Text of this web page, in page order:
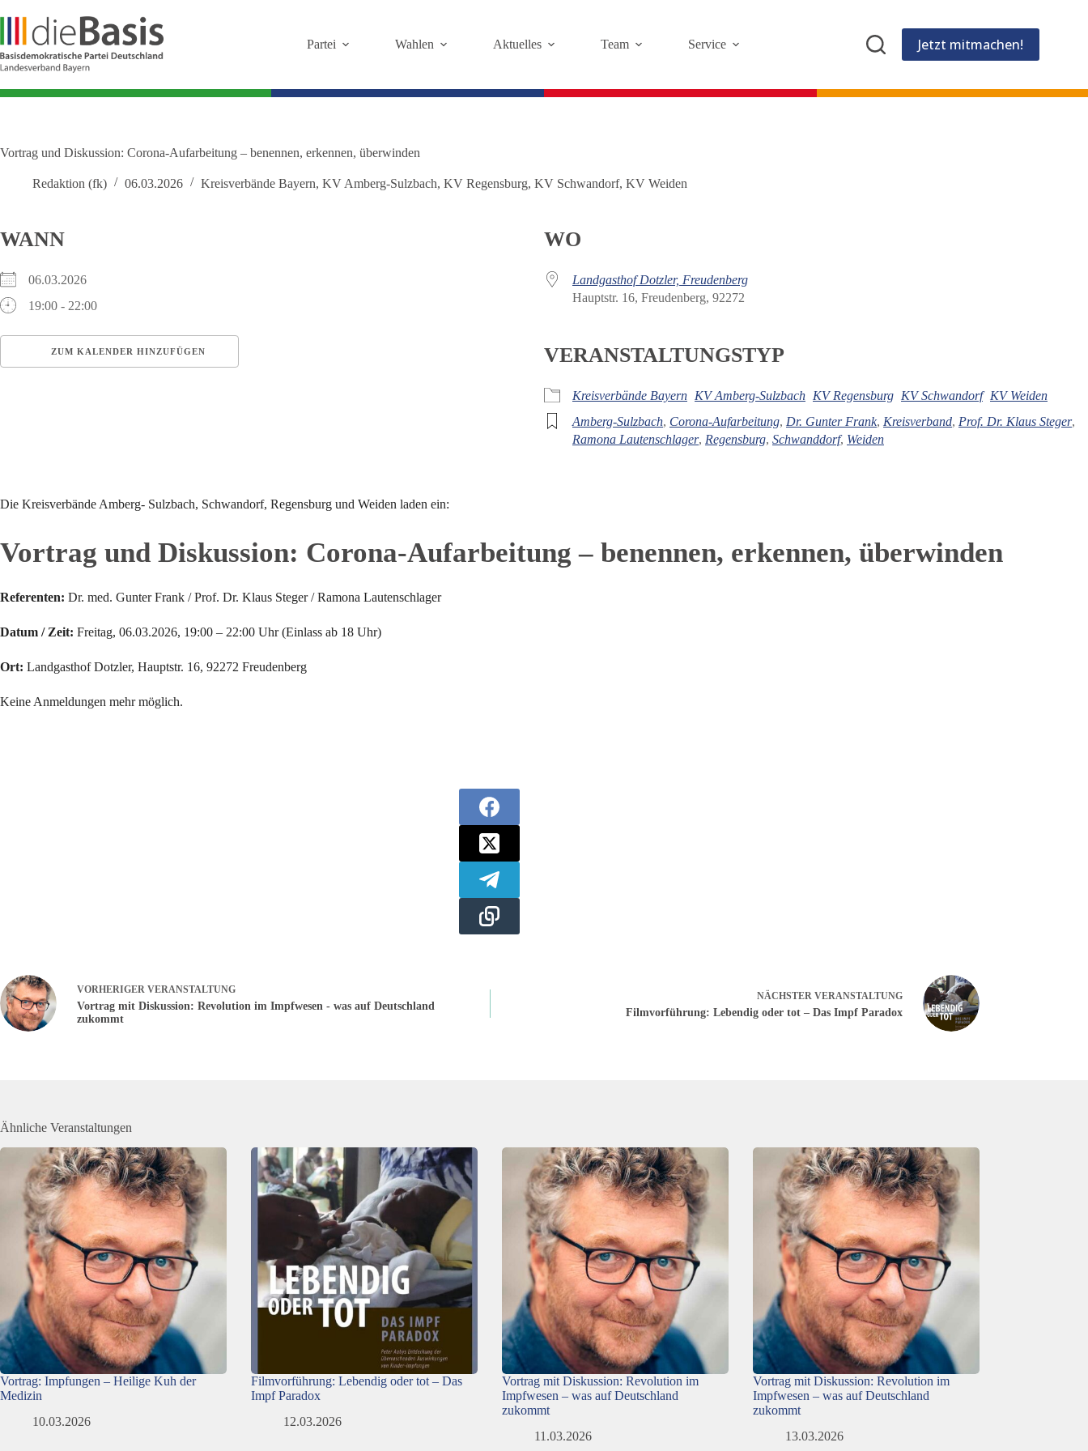
Inhalt
springen
Partei Wahlen Aktuelles Team Service Jetzt mitmachen!
Vortrag und Diskussion: Corona-Aufarbeitung – benennen, erkennen, überwinden
Redaktion (fk) 06.03.2026 Kreisverbände Bayern, KV Amberg-Sulzbach, KV Regensburg, KV Schwandorf, KV Weiden
WANN
06.03.2026
19:00 - 22:00
ZUM KALENDER HINZUFÜGEN
WO
Landgasthof Dotzler, Freudenberg
Hauptstr. 16, Freudenberg, 92272
VERANSTALTUNGSTYP
Kreisverbände Bayern KV Amberg-Sulzbach KV Regensburg KV Schwandorf KV Weiden
Amberg-Sulzbach, Corona-Aufarbeitung, Dr. Gunter Frank, Kreisverband, Prof. Dr. Klaus Steger,
Ramona Lautenschlager, Regensburg, Schwanddorf, Weiden
Die Kreisverbände Amberg- Sulzbach, Schwandorf, Regensburg und Weiden laden ein:
Vortrag und Diskussion: Corona-Aufarbeitung – benennen, erkennen, überwinden
Referenten: Dr. med. Gunter Frank / Prof. Dr. Klaus Steger / Ramona Lautenschlager
Datum / Zeit: Freitag, 06.03.2026, 19:00 – 22:00 Uhr (Einlass ab 18 Uhr)
Ort: Landgasthof Dotzler, Hauptstr. 16, 92272 Freudenberg
Keine Anmeldungen mehr möglich.
VORHERIGER VERANSTALTUNG
Vortrag mit Diskussion: Revolution im Impfwesen - was auf Deutschland
zukommt
NÄCHSTER VERANSTALTUNG
Filmvorführung: Lebendig oder tot – Das Impf Paradox
Ähnliche Veranstaltungen
Vortrag: Impfungen – Heilige Kuh der
Medizin
10.03.2026
Filmvorführung: Lebendig oder tot – Das
Impf Paradox
12.03.2026
Vortrag mit Diskussion: Revolution im
Impfwesen – was auf Deutschland
zukommt
11.03.2026
Vortrag mit Diskussion: Revolution im
Impfwesen – was auf Deutschland
zukommt
13.03.2026